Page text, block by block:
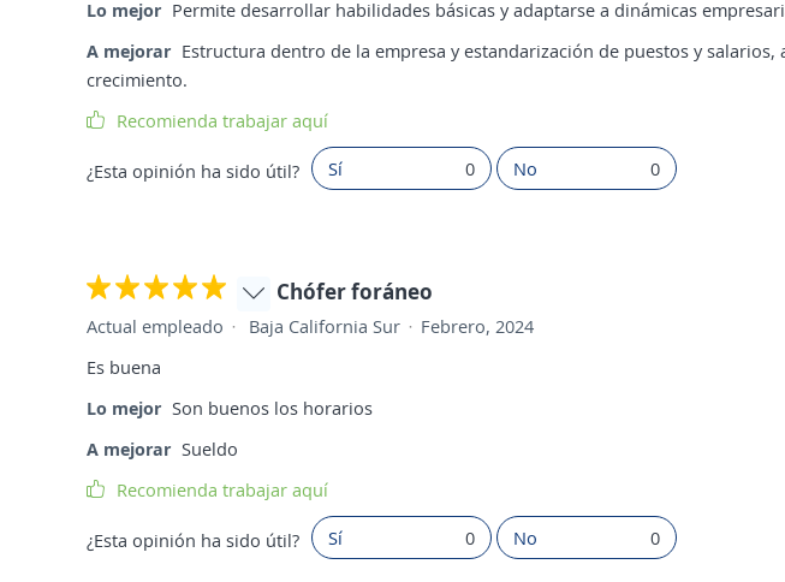
Lo mejor Permite desarrollar habilidades básicas y adaptarse a dinámicas
A mejorar Estructura dentro de la empresa y estandarización de puestos y salarios,
crecimiento.
Recomienda trabajar aquí
¿Esta opinión ha sido útil? Sí 0 No 0
Chófer foráneo
Actual empleado Baja California Sur
Febrero, 2024
Es buena
Lo mejor Son buenos los horarios
A mejorar Sueldo
Recomienda trabajar aquí
¿Esta opinión ha sido útil? Sí 0 No 0